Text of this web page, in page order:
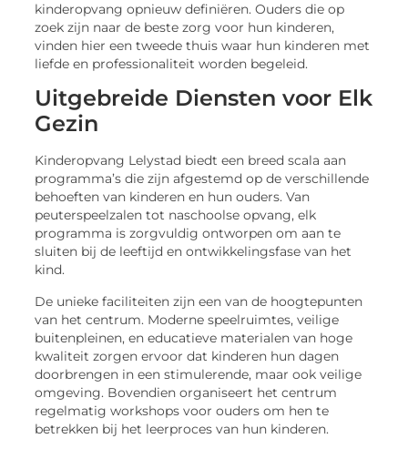
kinderopvang opnieuw definiëren. Ouders die op
zoek zijn naar de beste zorg voor hun kinderen,
vinden hier een tweede thuis waar hun kinderen met
liefde en professionaliteit worden begeleid.
Uitgebreide Diensten voor Elk
Gezin
Kinderopvang Lelystad biedt een breed scala aan
programma’s die zijn afgestemd op de verschillende
behoeften van kinderen en hun ouders. Van
peuterspeelzalen tot naschoolse opvang, elk
programma is zorgvuldig ontworpen om aan te
sluiten bij de leeftijd en ontwikkelingsfase van het
kind.
De unieke faciliteiten zijn een van de hoogtepunten
van het centrum. Moderne speelruimtes, veilige
buitenpleinen, en educatieve materialen van hoge
kwaliteit zorgen ervoor dat kinderen hun dagen
doorbrengen in een stimulerende, maar ook veilige
omgeving. Bovendien organiseert het centrum
regelmatig workshops voor ouders om hen te
betrekken bij het leerproces van hun kinderen.